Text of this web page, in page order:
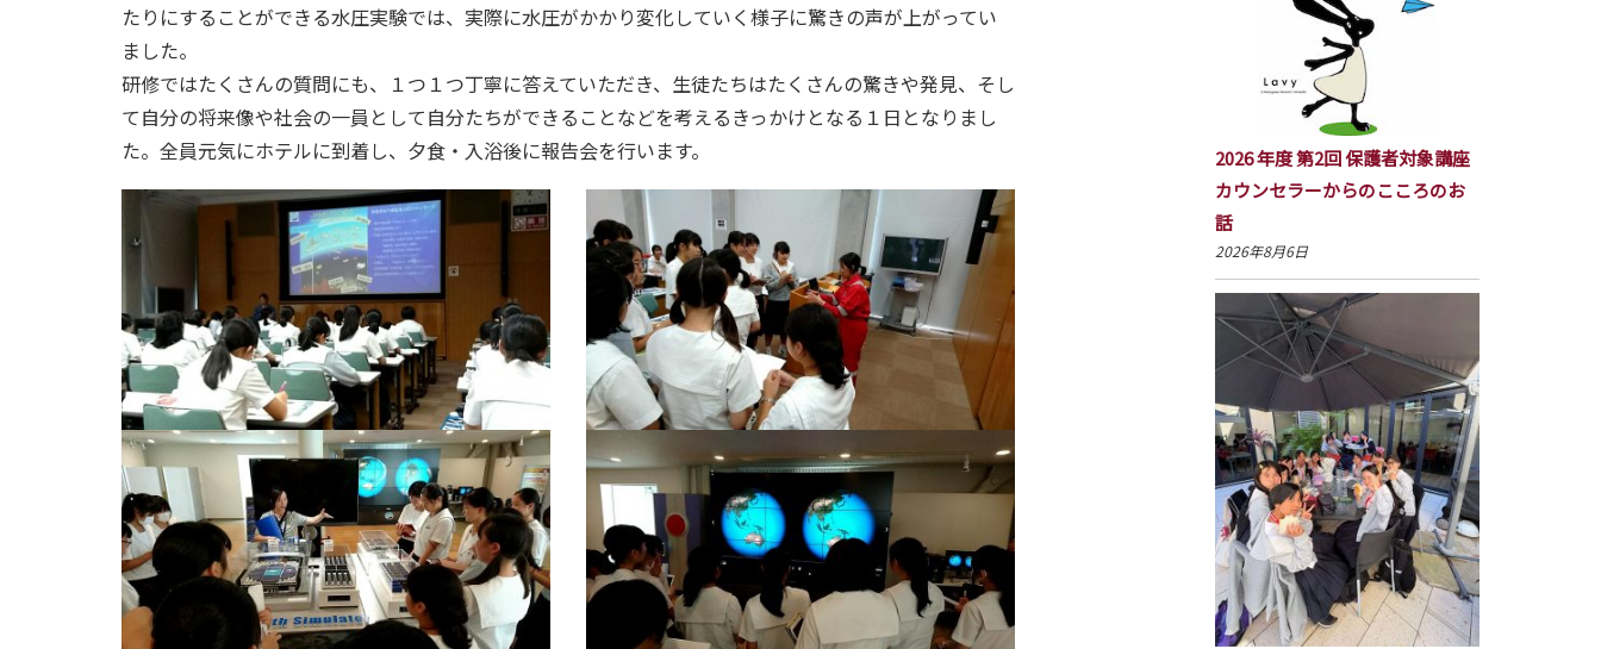
たりにすることができる水圧実験では、実際に水圧がかかり変化していく様子に驚きの声が上がってい
ました。
研修ではたくさんの質問にも、１つ１つ丁寧に答えていただき、生徒たちはたくさんの驚きや発見、そし
て自分の将来像や社会の一員として自分たちができることなどを考えるきっかけとなる１日となりまし
た。全員元気にホテルに到着し、夕食・入浴後に報告会を行います。
2026 年度 第2回 保護者対象講座
カウンセラーからのこころのお
話
2026年8月6日